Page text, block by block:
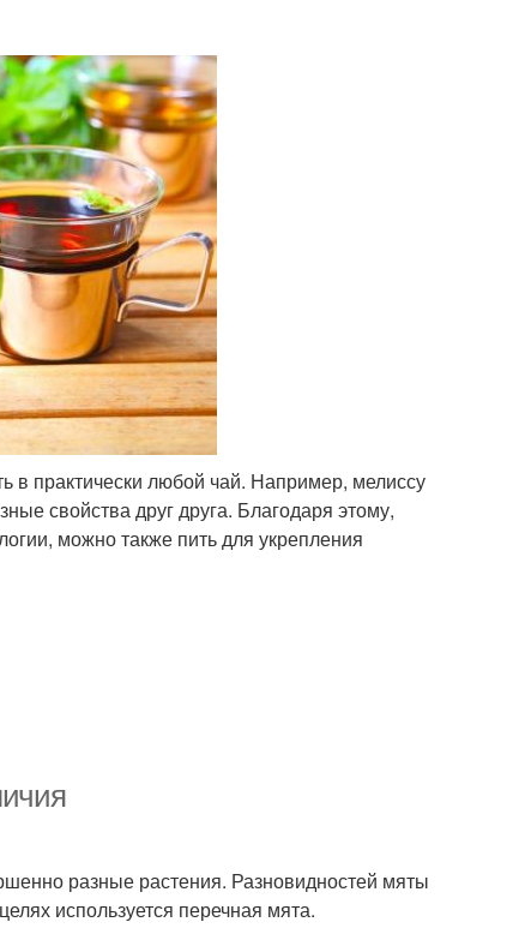
в практически любой чай. Например, мелиссу
свойства друг друга. Благодаря этому,
можно также пить для укрепления
разные растения. Разновидностей мяты
используется перечная мята.